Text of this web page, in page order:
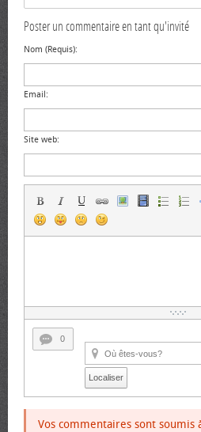
Poster un commentaire en tant qu'invité
Nom (Requis):
Email:
Site web:
0
Localiser
Vos commentaires sont soumis